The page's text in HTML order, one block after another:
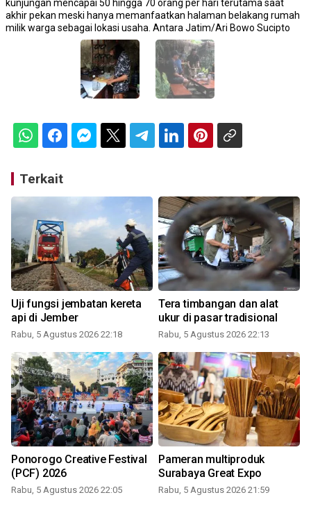
kunjungan mencapai 50 hingga 70 orang per hari terutama saat
akhir pekan meski hanya memanfaatkan halaman belakang rumah
milik warga sebagai lokasi usaha. Antara Jatim/Ari Bowo Sucipto
Terkait
Uji fungsi jembatan kereta
api di Jember
Rabu, 5 Agustus 2026 22:18
Tera timbangan dan alat
ukur di pasar tradisional
Rabu, 5 Agustus 2026 22:13
Ponorogo Creative Festival
(PCF) 2026
Rabu, 5 Agustus 2026 22:05
Pameran multiproduk
Surabaya Great Expo
Rabu, 5 Agustus 2026 21:59